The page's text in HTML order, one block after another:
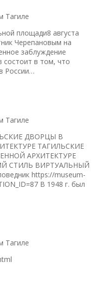
Тагиле
площади8 августа
Черепановым на
заблуждение
состоит в том, что
России…
Тагиле
ДВОРЦЫ В
ТАГИЛЬСКИЕ
АРХИТЕКТУРЕ
СТИЛЬ ВИРТУАЛЬНЫЙ
https://museum-
В 1948 г. был
Тагиле